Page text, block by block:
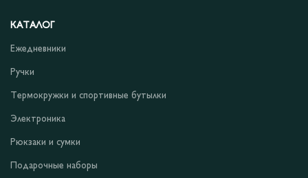
КАТАЛОГ
Ежедневники
Ручки
Термокружки и спортивные бутылки
Электроника
Рюкзаки и сумки
Подарочные наборы